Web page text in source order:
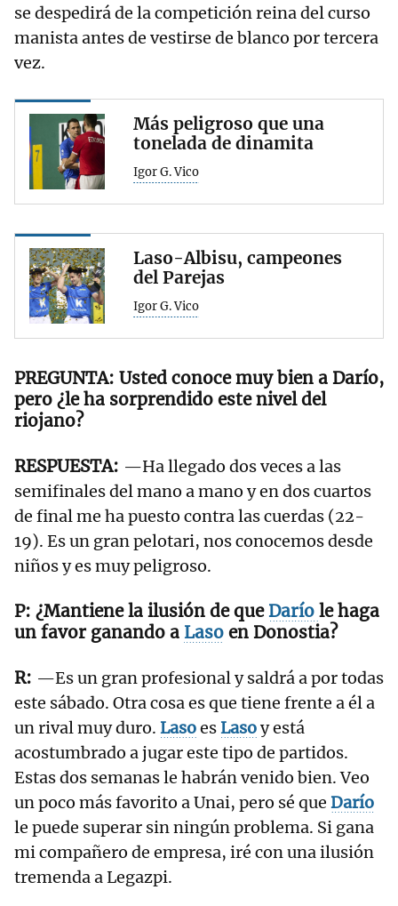
se despedirá de la competición reina del curso
manista antes de vestirse de blanco por tercera
vez.
Más peligroso que una
tonelada de dinamita
Igor G. Vico
Laso-Albisu, campeones
del Parejas
Igor G. Vico
Usted conoce muy bien a Darío,
pero ¿le ha sorprendido este nivel del
riojano?
—Ha llegado dos veces a las
semifinales del mano a mano y en dos cuartos
de final me ha puesto contra las cuerdas (22-
19). Es un gran pelotari, nos conocemos desde
niños y es muy peligroso.
¿Mantiene la ilusión de queDarío le haga
un favor ganando a Laso en Donostia?
—Es un gran profesional y saldrá a por todas
este sábado. Otra cosa es que tiene frente a él a
un rival muy duro. LasoesLasoy está
acostumbrado a jugar este tipo de partidos.
Estas dos semanas le habrán venido bien. Veo
un poco más favorito a Unai, pero sé que Darío
le puede superar sin ningún problema. Si gana
mi compañero de empresa, iré con una ilusión
tremenda a Legazpi.